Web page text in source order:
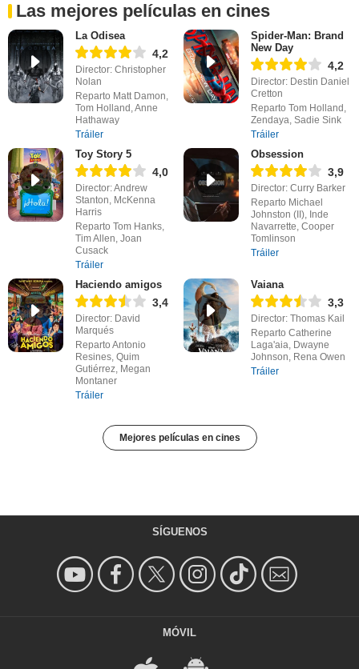
Las mejores películas en cines
La Odisea
4,2
Director: Christopher
Nolan
Reparto Matt Damon,
Tom Holland, Anne
Hathaway
Tráiler
Spider-Man: Brand
New Day
4,2
Director: Destin Daniel
Cretton
Reparto Tom Holland,
Zendaya, Sadie Sink
Tráiler
Toy Story 5
4,0
Director: Andrew
Stanton, McKenna
Harris
Reparto Tom Hanks,
Tim Allen, Joan
Cusack
Tráiler
Obsession
3,9
Director: Curry Barker
Reparto Michael
Johnston (II), Inde
Navarrette, Cooper
Tomlinson
Tráiler
Haciendo amigos
3,4
Director: David
Marqués
Reparto Antonio
Resines, Quim
Gutiérrez, Megan
Montaner
Tráiler
Vaiana
3,3
Director: Thomas Kail
Reparto Catherine
Laga'aia, Dwayne
Johnson, Rena Owen
Tráiler
Mejores películas en cines
SÍGUENOS
MÓVIL